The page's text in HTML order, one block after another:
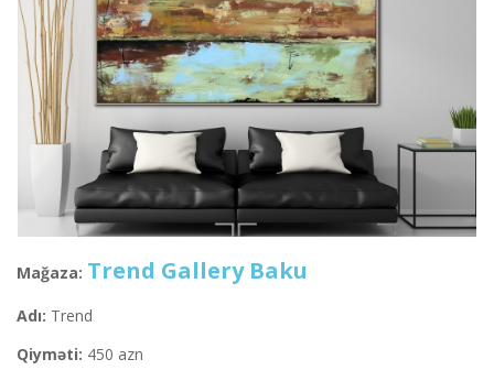
Mağaza: Trend Gallery Baku
Adı: Trend
Qiyməti: 450 azn